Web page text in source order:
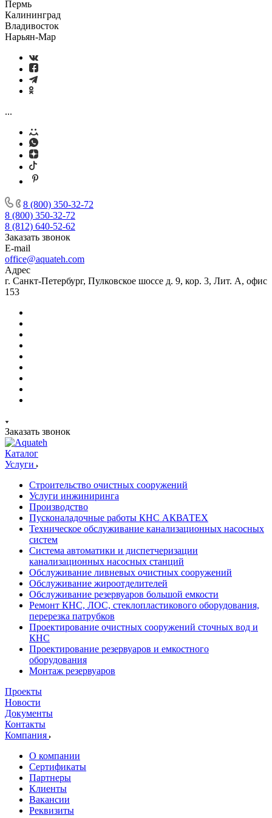
Пермь
Калининград
Владивосток
Нарьян-Мар
...
8 (800) 350-32-72
8 (800) 350-32-72
8 (812) 640-52-62
Заказать звонок
E-mail
office@aquateh.com
Адрес
г. Санкт-Петербург, Пулковское шоссе д. 9, кор. 3, Лит. А, офис
153
Заказать звонок
Каталог
Услуги
Строительство очистных сооружений
Услуги инжиниринга
Производство
Пусконаладочные работы КНС АКВАТЕХ
Техническое обслуживание канализационных насосных
систем
Система автоматики и диспетчеризации
канализационных насосных станций
Обслуживание ливневых очистных сооружений
Обслуживание жироотделителей
Обслуживание резервуаров большой емкости
Ремонт КНС, ЛОС, стеклопластикового оборудования,
перерезка патрубков
Проектирование очистных сооружений сточных вод и
КНС
Проектирование резервуаров и емкостного
оборудования
Монтаж резервуаров
Проекты
Новости
Документы
Контакты
Компания
О компании
Сертификаты
Партнеры
Клиенты
Вакансии
Реквизиты